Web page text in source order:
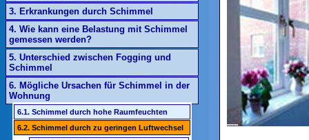
3. Erkrankungen durch Schimmel
4. Wie kann eine Belastung mit Schimmel
gemessen werden?
5. Unterschied zwischen Fogging und
Schimmel
6. Mögliche Ursachen für Schimmel in der
Wohnung
6.1. Schimmel durch hohe Raumfeuchten
6.2. Schimmel durch zu geringen Luftwechsel